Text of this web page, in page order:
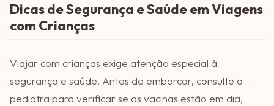
Dicas de Segurança e Saúde em Viagens
com Crianças
Viajar com crianças exige atenção especial à
segurança e saúde. Antes de embarcar, consulte o
pediatra para verificar se as vacinas estão em dia,